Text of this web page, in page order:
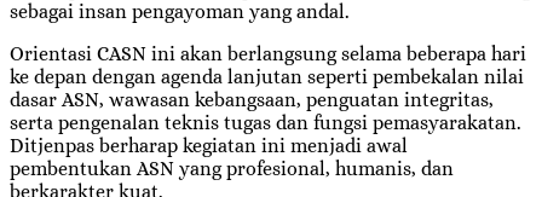
sebagai insan pengayoman yang andal.
Orientasi CASN ini akan berlangsung selama beberapa hari
ke depan dengan agenda lanjutan seperti pembekalan nilai
dasar ASN, wawasan kebangsaan, penguatan integritas,
serta pengenalan teknis tugas dan fungsi pemasyarakatan.
Ditjenpas berharap kegiatan ini menjadi awal
pembentukan ASN yang profesional, humanis, dan
berkarakter kuat.